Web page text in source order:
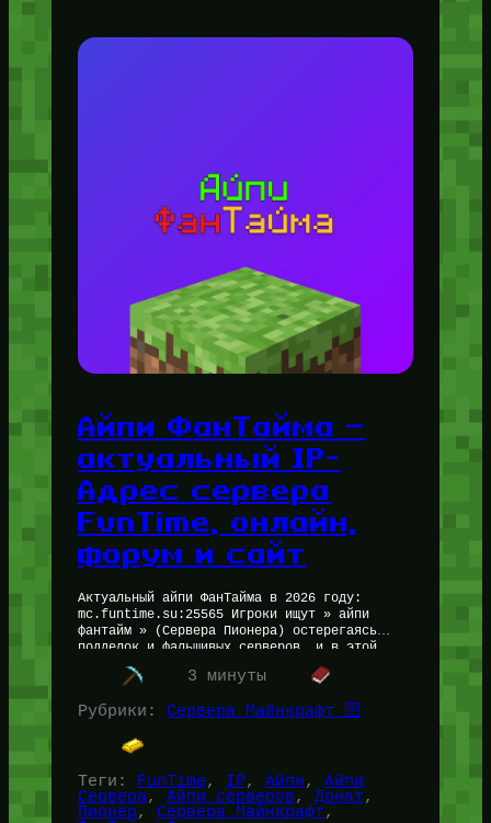
Айпи ФанТайма —
актуальный IP-
Адрес сервера
FunTime, онлайн,
форум и сайт
Актуальный айпи ФанТайма в 2026 году:
mc.funtime.su:25565 Игроки ищут » айпи
фантайм » (Сервера Пионера) остерегаясь
подделок и фальшивых серверов, и в этой
статье мы собрали…
Читать далее…
3 минуты
Рубрики: Сервера Майнкрафт 🛜
Теги: FunTime, IP, Айпи, Айпи
Сервера, Айпи серверов, Донат
Пионер, Сервера Майнкрафт